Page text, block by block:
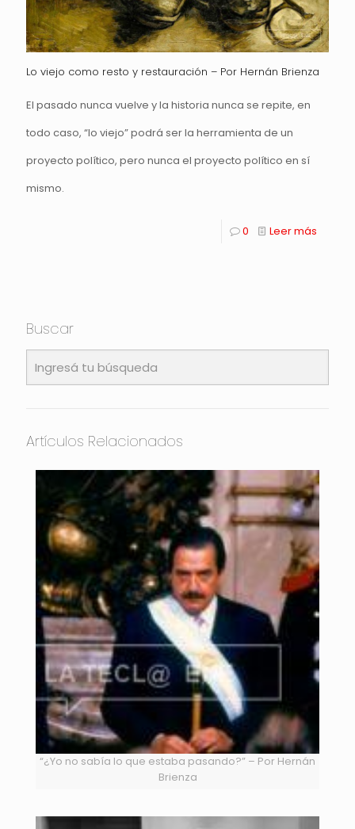
Lo viejo como resto y restauración – Por Hernán Brienza
El pasado nunca vuelve y la historia nunca se repite, en
todo caso, “lo viejo” podrá ser la herramienta de un
proyecto político, pero nunca el proyecto político en sí
mismo.
0 Leer más
Buscar
Artículos Relacionados
“¿Yo no sabía lo que estaba pasando?” – Por Hernán
Brienza